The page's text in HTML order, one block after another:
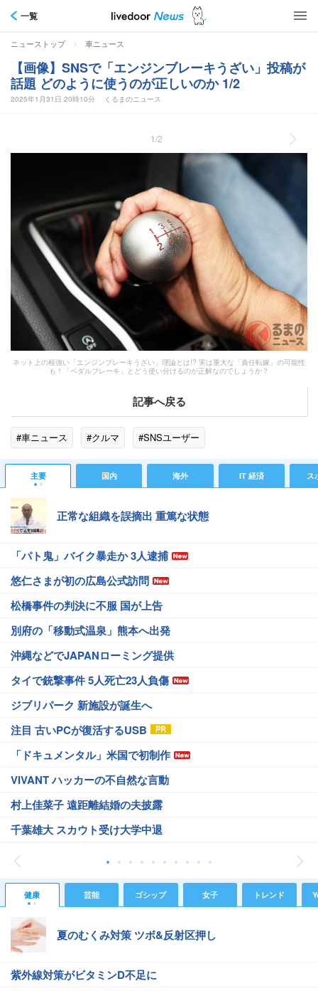
一覧
ニューストップ > 車ニュース
【画像】SNSで「エンジンブレーキうざい」投稿が
話題 どのように使うのが正しいのか 1/2
2025年1月31日 20時10分 くるまのニュース
1/2
ネット上の根強い「エンジンブレーキうざい」理論とは!? 実は重大な「責任転嫁」の可能性
も！「ペダルブレーキ」とどう使い分けるのが正解なのでしょうか？
記事へ戻る
#車ニュース #クルマ #SNSユーザー
主要 国内 海外 IT 経済 ス
正常な組織を誤摘出 重篤な状態
「パト鬼」バイク暴走か 3人逮捕
悠仁さまが初の広島公式訪問
松橋事件の判決に不服 国が上告
別府の「移動式温泉」熊本へ出発
沖縄などでJAPANローミング提供
タイで銃撃事件 5人死亡23人負傷
ジブリパーク 新施設が誕生へ
注目 古いPCが復活するUSB
「ドキュメンタル」米国で初制作
VIVANT ハッカーの不自然な言動
村上佳菜子 遠距離結婚の夫披露
千葉雄大 スカウト受け大学中退
健康 芸能 ゴシップ 女子 トレンド
夏のむくみ対策 ツボ&反射区押し
紫外線対策がビタミンD不足に